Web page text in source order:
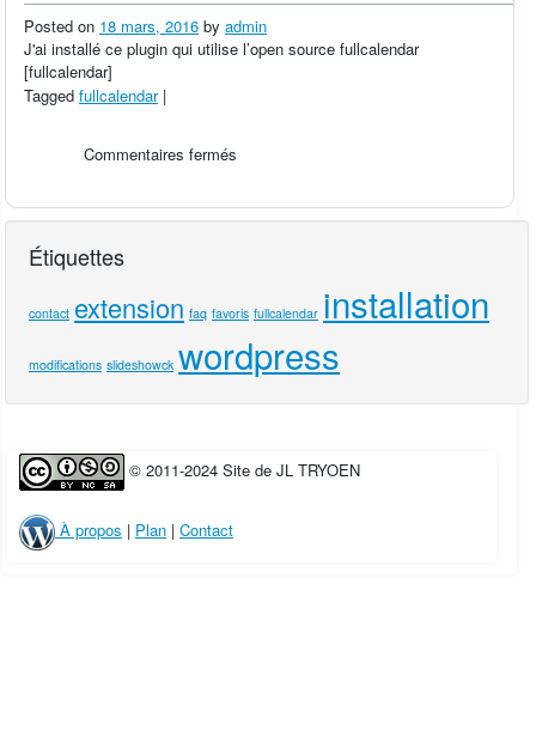
Posted on 18 mars, 2016 by admin
J'ai installé ce plugin qui utilise l’open source fullcalendar
[fullcalendar]
Tagged fullcalendar |
Commentaires fermés
Étiquettes
contact extension faq favoris fullcalendar installation
modifications slideshowck wordpress
© 2011-2024 Site de JL TRYOEN
À propos | Plan | Contact